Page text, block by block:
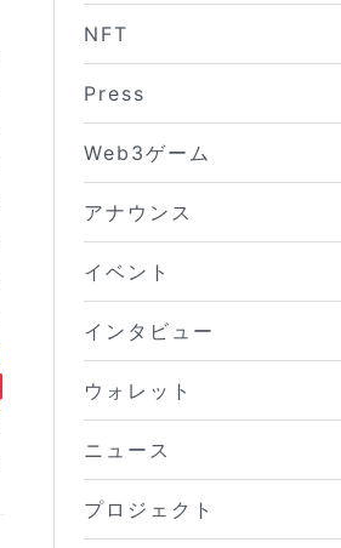
NFT
Press
Web3ゲーム
アナウンス
イベント
インタビュー
ウォレット
ニュース
プロジェクト